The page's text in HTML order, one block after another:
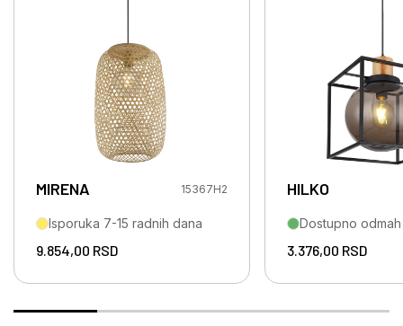
MIRENA 15367H2
Isporuka 7-15 radnih dana
9.854,00 RSD
HILKO
Dostupno odmah
3.376,00 RSD